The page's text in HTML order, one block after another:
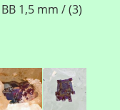
1,5 mm / (3)